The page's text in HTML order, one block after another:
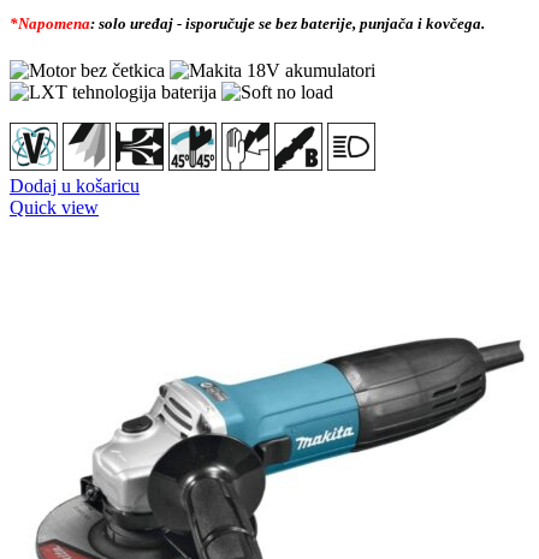
*Napomena: solo uređaj - isporučuje se bez baterije, punjača i kovčega.
Dodaj u košaricu
Quick view